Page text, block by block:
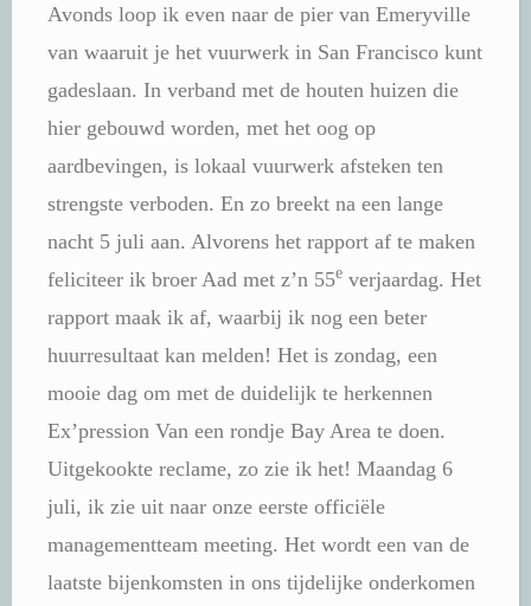
Avonds loop ik even naar de pier van Emeryville
van waaruit je het vuurwerk in San Francisco kunt
gadeslaan. In verband met de houten huizen die
hier gebouwd worden, met het oog op
aardbevingen, is lokaal vuurwerk afsteken ten
strengste verboden. En zo breekt na een lange
nacht 5 juli aan. Alvorens het rapport af te maken
feliciteer ik broer Aad met z’n 55e verjaardag. Het
rapport maak ik af, waarbij ik nog een beter
huurresultaat kan melden! Het is zondag, een
mooie dag om met de duidelijk te herkennen
Ex’pression Van een rondje Bay Area te doen.
Uitgekookte reclame, zo zie ik het! Maandag 6
juli, ik zie uit naar onze eerste officiële
managementteam meeting. Het wordt een van de
laatste bijenkomsten in ons tijdelijke onderkomen